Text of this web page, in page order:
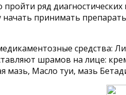
ряд
начать принимать
средства:
шрамов на лице:
мазь, Масло туи, мазь